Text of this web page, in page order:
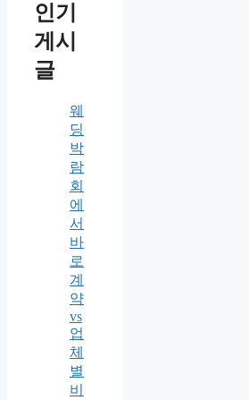
인기
게시
글
웨
딩
박
람
회
에
서
바
로
계
약
vs
업
체
별
비